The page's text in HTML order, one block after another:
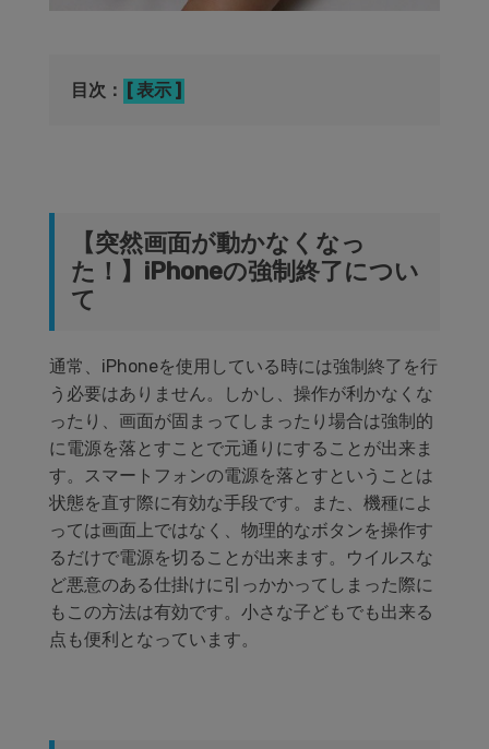
目次： 表示
【突然画面が動かなくなっ
た！】iPhoneの強制終了につい
て
通常、iPhoneを使用している時には強制終了を行
う必要はありません。しかし、操作が利かなくな
ったり、画面が固まってしまったり場合は強制的
に電源を落とすことで元通りにすることが出来ま
す。スマートフォンの電源を落とすということは
状態を直す際に有効な手段です。また、機種によ
っては画面上ではなく、物理的なボタンを操作す
るだけで電源を切ることが出来ます。ウイルスな
ど悪意のある仕掛けに引っかかってしまった際に
もこの方法は有効です。小さな子どもでも出来る
点も便利となっています。